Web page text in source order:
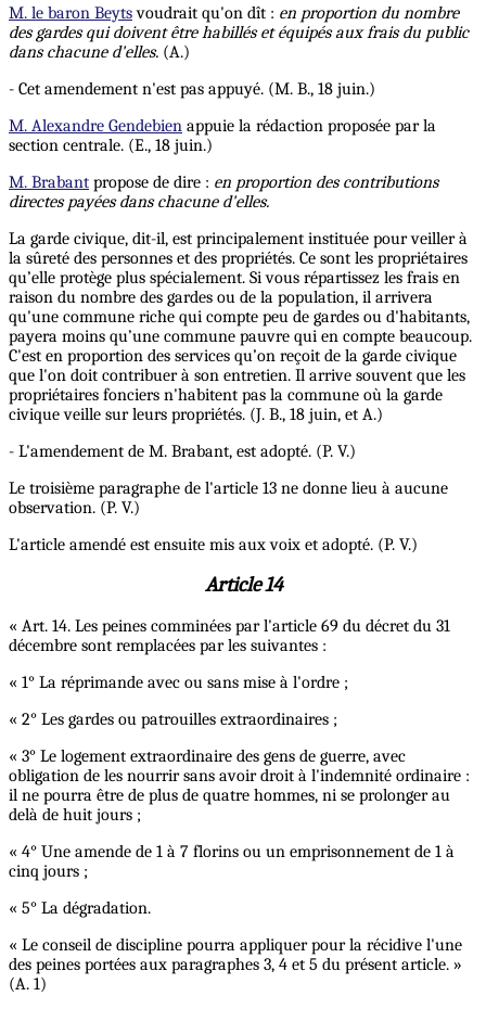
M. le baron Beytsvoudrait qu'on dît : en proportion du nombre
des gardes qui doivent être habillés et équipés aux frais du public
dans chacune d'elles. (A.)
- Cet amendement n'est pas appuyé. (M. B., 18 juin.)
M. Alexandre Gendebien appuie la rédaction proposée par la
section centrale. (E., 18 juin.)
M. Brabant propose de dire : en proportion des contributions
directes payées dans chacune d'elles.
La garde civique, dit-il, est principalement instituée pour veiller à
la sûreté des personnes et des propriétés. Ce sont les propriétaires
qu’elle protège plus spécialement. Si vous répartissez les frais en
raison du nombre des gardes ou de la population, il arrivera
qu'une commune riche qui compte peu de gardes ou d'habitants,
payera moins qu’une commune pauvre qui en compte beaucoup.
C'est en proportion des services qu’on reçoit de la garde civique
que l'on doit contribuer à son entretien. Il arrive souvent que les
propriétaires fonciers n'habitent pas la commune où la garde
civique veille sur leurs propriétés. (J. B., 18 juin, et A.)
- L'amendement de M. Brabant, est adopté. (P. V.)
Le troisième paragraphe de l'article 13 ne donne lieu à aucune
observation. (P. V.)
L'article amendé est ensuite mis aux voix et adopté. (P. V.)
Article 14
« Art. 14. Les peines comminées par l'article 69 du décret du 31
décembre sont remplacées par les suivantes :
« 1° La réprimande avec ou sans mise à l'ordre ;
« 2° Les gardes ou patrouilles extraordinaires ;
« 3° Le logement extraordinaire des gens de guerre, avec
obligation de les nourrir sans avoir droit à l'indemnité ordinaire :
il ne pourra être de plus de quatre hommes, ni se prolonger au
delà de huit jours ;
« 4° Une amende de 1 à 7 florins ou un emprisonnement de 1 à
cinq jours ;
« 5° La dégradation.
« Le conseil de discipline pourra appliquer pour la récidive l'une
des peines portées aux paragraphes 3, 4 et 5 du présent article. »
(A. 1)